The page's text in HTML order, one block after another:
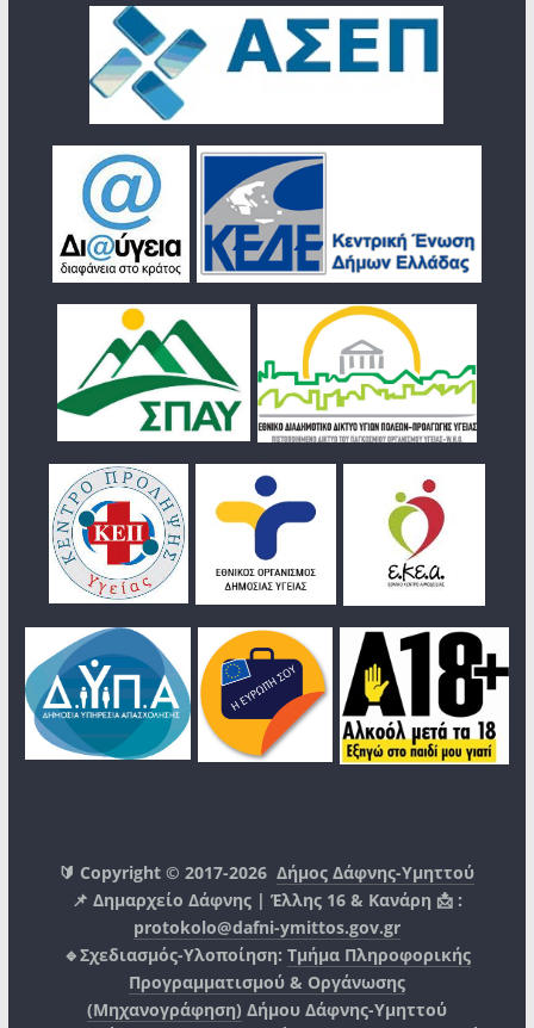
🔰 Copyright © 2017-2026Δήμος Δάφνης-Υμηττού
📌 Δημαρχείο Δάφνης | Έλλης 16 & Κανάρη 📩 :
protokolo@dafni-ymittos.gov.gr
🔹Σχεδιασμός-Υλοποίηση: Τμήμα Πληροφορικής
Προγραμματισμού & Οργάνωσης
(Μηχανογράφηση) Δήμου Δάφνης-Υμηττού